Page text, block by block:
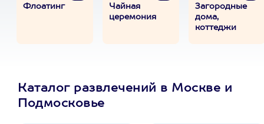
Флоатинг
Чайная
церемония
Загородные
дома,
коттеджи
Каталог развлечений в Москве и
Подмосковье